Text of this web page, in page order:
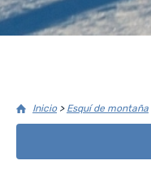
Inicio> Esquí de montaña